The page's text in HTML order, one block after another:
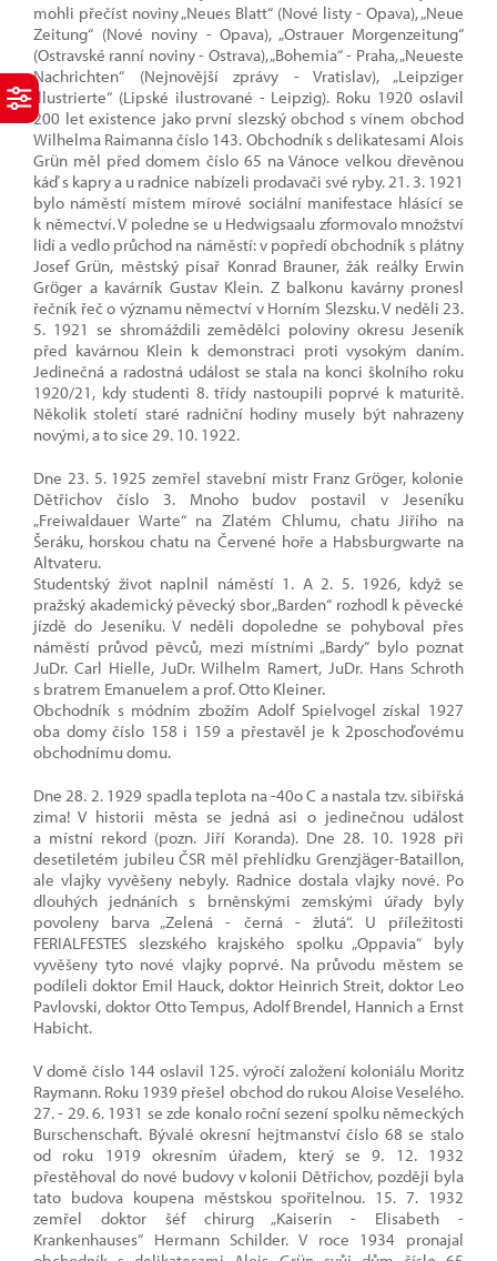
mohli přečíst noviny „Neues Blatt“ (Nové listy - Opava), „Neue
Zeitung“ (Nové noviny - Opava), „Ostrauer Morgenzeitung“
(Ostravské ranní noviny - Ostrava), „Bohemia“ - Praha, „Neueste
Nachrichten“ (Nejnovější zprávy - Vratislav), „Leipziger
Illustrierte“ (Lipské ilustrované - Leipzig). Roku 1920 oslavil
200 let existence jako první slezský obchod s vínem obchod
Wilhelma Raimanna číslo 143. Obchodník s delikatesami Alois
Grün měl před domem číslo 65 na Vánoce velkou dřevěnou
káď s kapry a u radnice nabízeli prodavači své ryby. 21. 3. 1921
bylo náměstí místem mírové sociální manifestace hlásící se
k němectví. V poledne se u Hedwigsaalu zformovalo množství
lidí a vedlo průchod na náměstí: v popředí obchodník s plátny
Josef Grün, městský písař Konrad Brauner, žák reálky Erwin
Gröger a kavárník Gustav Klein. Z balkonu kavárny pronesl
řečník řeč o významu němectví v Horním Slezsku. V neděli 23.
5. 1921 se shromáždili zemědělci poloviny okresu Jeseník
před kavárnou Klein k demonstraci proti vysokým daním.
Jedinečná a radostná událost se stala na konci školního roku
1920/21, kdy studenti 8. třídy nastoupili poprvé k maturitě.
Několik století staré radniční hodiny musely být nahrazeny
novými, a to sice 29. 10. 1922.
Dne 23. 5. 1925 zemřel stavební mistr Franz Gröger, kolonie
Dětřichov číslo 3. Mnoho budov postavil v Jeseníku
„Freiwaldauer Warte“ na Zlatém Chlumu, chatu Jiřího na
Šeráku, horskou chatu na Červené hoře a Habsburgwarte na
Altvateru.
Studentský život naplnil náměstí 1. A 2. 5. 1926, když se
pražský akademický pěvecký sbor „Barden“ rozhodl k pěvecké
jízdě do Jeseníku. V neděli dopoledne se pohyboval přes
náměstí průvod pěvců, mezi místními „Bardy“ bylo poznat
JuDr. Carl Hielle, JuDr. Wilhelm Ramert, JuDr. Hans Schroth
s bratrem Emanuelem a prof. Otto Kleiner.
Obchodník s módním zbožím Adolf Spielvogel získal 1927
oba domy číslo 158 i 159 a přestavěl je k 2poschoďovému
obchodnímu domu.
Dne 28. 2. 1929 spadla teplota na -40o C a nastala tzv. sibiřská
zima! V historii města se jedná asi o jedinečnou událost
a místní rekord (pozn. Jiří Koranda). Dne 28. 10. 1928 při
desetiletém jubileu ČSR měl přehlídku Grenzjäger-Bataillon,
ale vlajky vyvěšeny nebyly. Radnice dostala vlajky nové. Po
dlouhých jednáních s brněnskými zemskými úřady byly
povoleny barva „Zelená - černá - žlutá“. U příležitosti
FERIALFESTES slezského krajského spolku „Oppavia“ byly
vyvěšeny tyto nové vlajky poprvé. Na průvodu městem se
podíleli doktor Emil Hauck, doktor Heinrich Streit, doktor Leo
Pavlovski, doktor Otto Tempus, Adolf Brendel, Hannich a Ernst
Habicht.
V domě číslo 144 oslavil 125. výročí založení koloniálu Moritz
Raymann. Roku 1939 přešel obchod do rukou Aloise Veselého.
27. - 29. 6. 1931 se zde konalo roční sezení spolku německých
Burschenschaft. Bývalé okresní hejtmanství číslo 68 se stalo
od roku 1919 okresním úřadem, který se 9. 12. 1932
přestěhoval do nové budovy v kolonii Dětřichov, později byla
tato budova koupena městskou spořitelnou. 15. 7. 1932
zemřel doktor šéf chirurg „Kaiserin - Elisabeth -
Krankenhauses“ Hermann Schilder. V roce 1934 pronajal